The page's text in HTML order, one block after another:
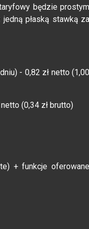
będzie prostym
płaską stawką za
- 0,82 zł netto (1,00
(0,34 zł brutto)
+ funkcje oferowane